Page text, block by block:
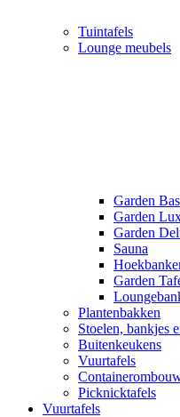
Tuintafels
Lounge meubels
Garden
Garden
Garden
Sauna
Garden
Plantenbakken
Stoelen, bankjes
Buitenkeukens
Vuurtafels
Picknicktafels
Vuurtafels